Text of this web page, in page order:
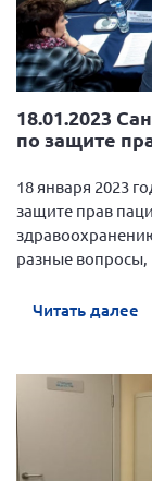
18.01.2023
по защите
18 января 2023
защите прав
разные вопросы,
Читать далее